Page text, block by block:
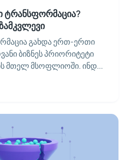
გახდა ერთ-ერთი
ბიზნეს პრიორიტეტი
მთელ მსოფლიოში. ინდ...